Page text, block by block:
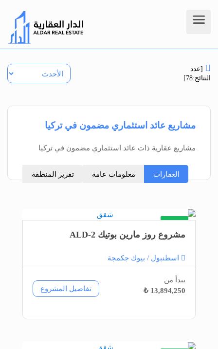
[عدد
النتائج:78]
مشاريع عائد استثماري مضمون في تركيا
مشاريع عقارية ذات عائد استثماري مضمون في تركيا
العقارات معلومات عامة تقرير المنطقة
مشروع روز مارين بوتيك ALD-2
اسطنبول / بيوك جكمجة
يبدأ من
13,894,250 ₺
تفاصيل المشروع